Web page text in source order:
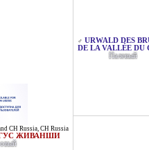
CH Russia, CH Russia
ЖИВАНШИ
♂ URWALD DES
DE LA VALLÉE DU
Палевый